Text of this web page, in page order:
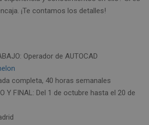
¡Te contamos los detalles!
Operador de AUTOCAD
completa, 40 horas semanales
Y FINAL: Del 1 de octubre hasta el 20 de